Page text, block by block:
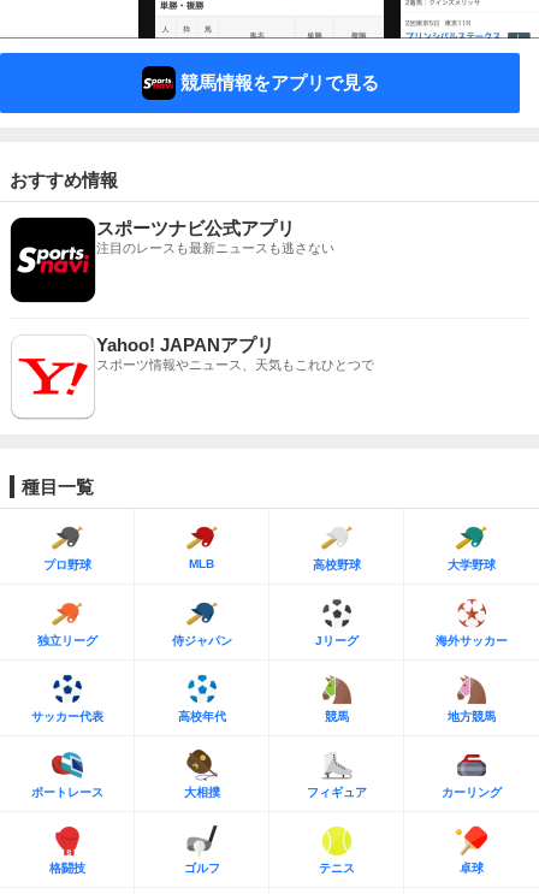
競馬情報をアプリで見る
おすすめ情報
スポーツナビ公式アプリ
注目のレースも最新ニュースも逃さない
Yahoo! JAPANアプリ
スポーツ情報やニュース、天気もこれひとつで
種目一覧
プロ野球 MLB 高校野球 大学野球
独立リーグ 侍ジャパン Jリーグ 海外サッカー
サッカー代表 高校年代 競馬 地方競馬
ボートレース 大相撲 フィギュア カーリング
格闘技 ゴルフ テニス 卓球